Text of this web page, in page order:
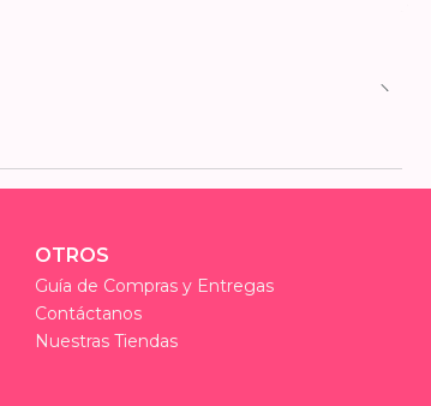
OTROS
Guía de Compras y Entregas
Contáctanos
Nuestras Tiendas